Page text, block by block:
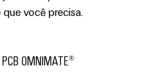
você precisa.
OMNIMATE®